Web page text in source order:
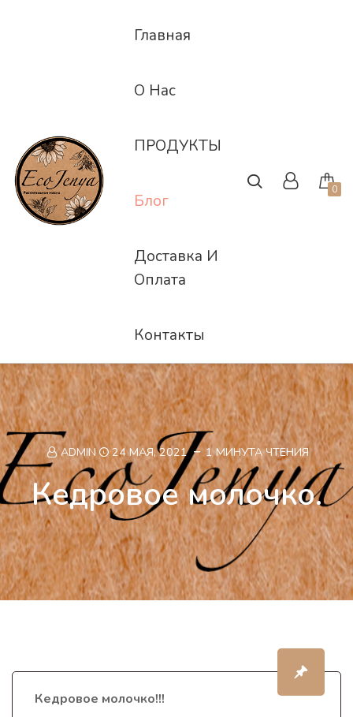
Главная
О Нас
ПРОДУКТЫ
Блог
Доставка И
Оплата
Контакты
0
ADMIN 24 МАЯ, 2021 1 МИНУТА ЧТЕНИЯ
Кедровое молочко.
Кедровое молочко!!!